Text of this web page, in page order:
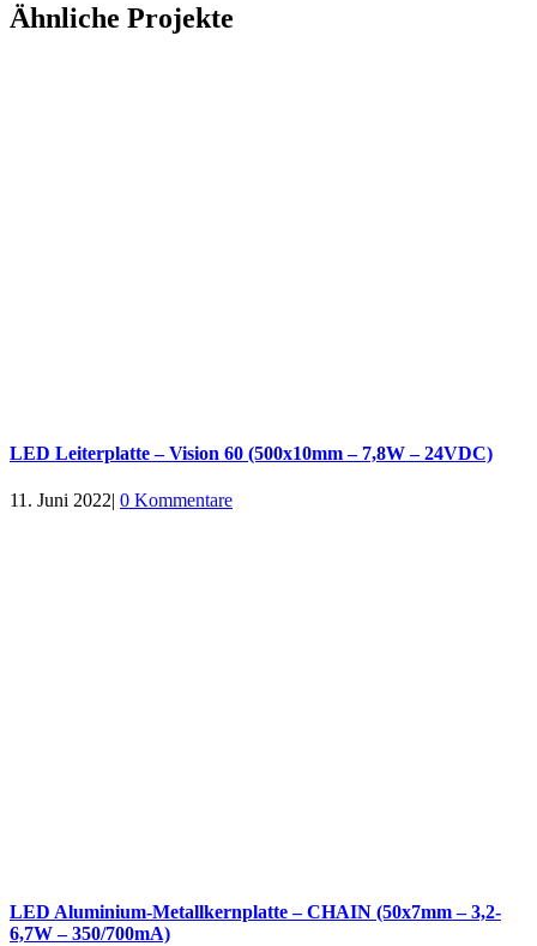
Ähnliche Projekte
LED Leiterplatte – Vision 60 (500x10mm – 7,8W – 24VDC)
11. Juni 2022| 0 Kommentare
LED Aluminium-Metallkernplatte – CHAIN (50x7mm – 3,2-
6,7W – 350/700mA)